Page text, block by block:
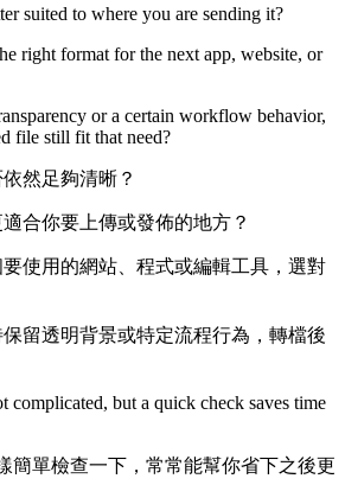
suited to where you are sending it?
right format for the next app, website, or
or a certain workflow behavior,
file still fit that need?
然足夠清晰？
合你要上傳或發佈的地方？
使用的網站、程式或編輯工具，選對
留透明背景或特定流程行為，轉檔後
complicated, but a quick check saves time
簡單檢查一下，常常能幫你省下之後更